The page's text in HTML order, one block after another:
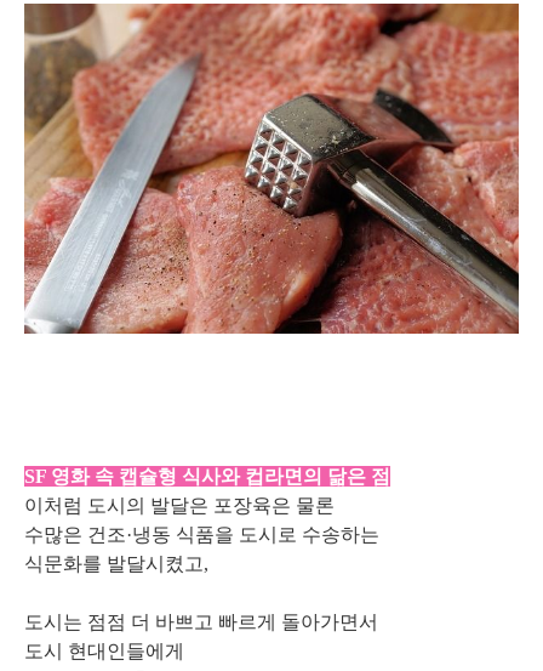
SF 영화 속 캡슐형 식사와 컵라면의 닮은 점
이처럼 도시의 발달은 포장육은 물론
수많은 건조·냉동 식품을 도시로 수송하는
식문화를 발달시켰고,
도시는 점점 더 바쁘고 빠르게 돌아가면서
도시 현대인들에게